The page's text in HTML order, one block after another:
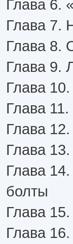
Глава 6.
Глава 7.
Глава 8.
Глава 9.
Глава
Глава
Глава
Глава
Глава
болты
Глава
Глава